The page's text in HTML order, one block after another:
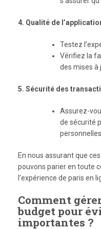
4. Qualité de
Testez
Vérifiez la
des mises à
5. Sécurité des
Assurez-
de sécurité
En nous assurant que
pouvons parier en toute
l’expérience de paris en
Comment
budget pour
importantes ?